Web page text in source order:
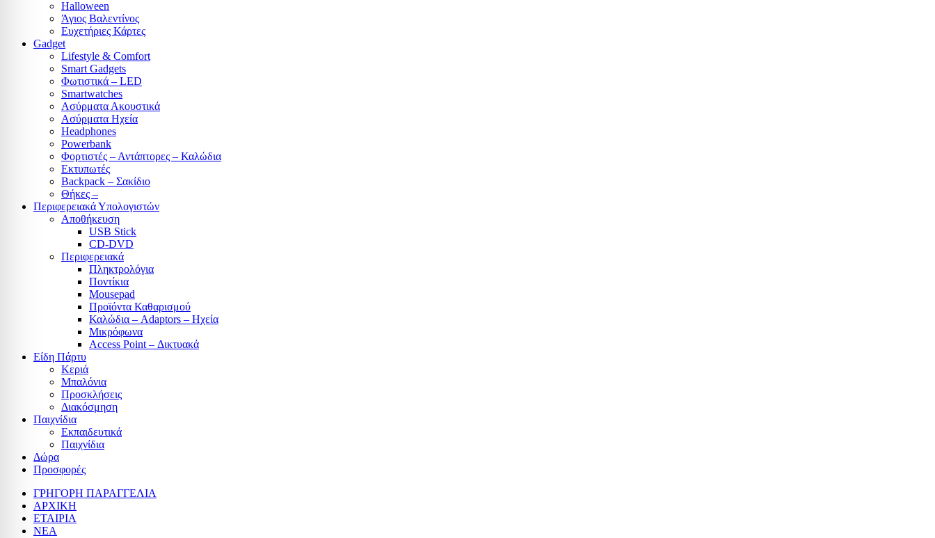
Halloween
Άγιος Βαλεντίνος
Ευχετήριες Κάρτες
Gadget
Lifestyle & Comfort
Smart Gadgets
Φωτιστικά – LED
Smartwatches
Ασύρματα Ακουστικά
Ασύρματα Ηχεία
Headphones
Powerbank
Φορτιστές – Αντάπτορες – Καλώδια
Εκτυπωτές
Backpack – Σακίδιο
Θήκες –
Περιφερειακά Υπολογιστών
Αποθήκευση
USB Stick
CD-DVD
Περιφερειακά
Πληκτρολόγια
Ποντίκια
Mousepad
Προϊόντα Καθαρισμού
Καλώδια – Adaptors – Ηχεία
Μικρόφωνα
Access Point – Δικτυακά
Είδη Πάρτυ
Κεριά
Μπαλόνια
Προσκλήσεις
Διακόσμηση
Παιχνίδια
Εκπαιδευτικά
Παιχνίδια
Δώρα
Προσφορές
ΓΡΗΓΟΡΗ ΠΑΡΑΓΓΕΛΙΑ
ΑΡΧΙΚΗ
ΕΤΑΙΡΙΑ
ΝΕΑ